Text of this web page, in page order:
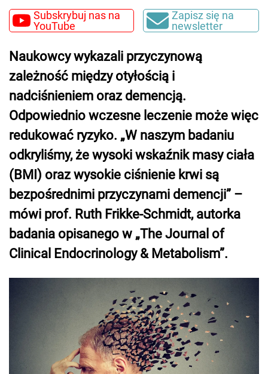
Subskrybuj nas na
YouTube
Zapisz się na
newsletter
Naukowcy wykazali przyczynową
zależność między otyłością i
nadciśnieniem oraz demencją.
Odpowiednio wczesne leczenie może więc
redukować ryzyko. „W naszym badaniu
odkryliśmy, że wysoki wskaźnik masy ciała
(BMI) oraz wysokie ciśnienie krwi są
bezpośrednimi przyczynami demencji” –
mówi prof. Ruth Frikke-Schmidt, autorka
badania opisanego w „The Journal of
Clinical Endocrinology & Metabolism”.